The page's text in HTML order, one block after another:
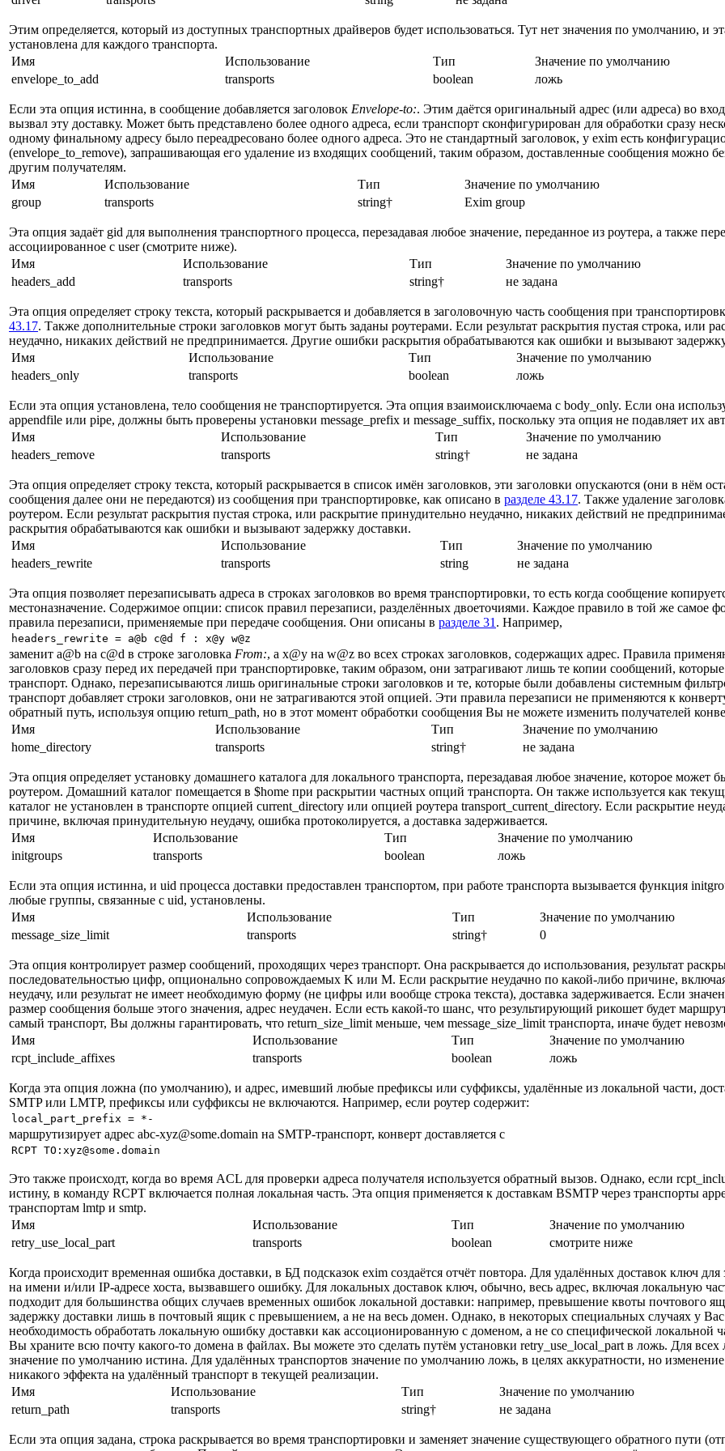
Этим определяется, который из доступных транспортных драйверов будет использоваться. Тут нет значения по умолчанию, и
установлена для каждого транспорта.
Имя
Использование Тип
Значение по умолчанию
envelope_to_add
transports boolean ложь
Если эта опция истинна, в сообщение добавляется заголовок Envelope-to:. Этим даётся оригинальный адрес (или адреса) во
вызвал эту доставку. Может быть представлено более одного адреса, если транспорт сконфигурирован для обработки сразу
одному финальному адресу было переадресовано более одного адреса. Это не стандартный заголовок, у exim есть
(envelope_to_remove), запрашивающая его удаление из входящих сообщений, таким образом, доставленные сообщения можно
другим получателям.
Имя
Использование Тип
Значение по умолчанию
group
transports string† Exim group
Эта опция задаёт gid для выполнения транспортного процесса, перезадавая любое значение, переданное из роутера, а также
ассоциированное с user (смотрите ниже).
Имя
Использование Тип
Значение по умолчанию
headers_add
transports string† не задана
Эта опция определяет строку текста, который раскрывается и добавляется в заголовочную часть сообщения при
43.17. Также дополнительные строки заголовков могут быть заданы роутерами. Если результат раскрытия пустая строка, или
неудачно, никаких действий не предпринимается. Другие ошибки раскрытия обрабатываются как ошибки и вызывают
Имя
Использование Тип
Значение по умолчанию
headers_only
transports boolean ложь
Если эта опция установлена, тело сообщения не транспортируется. Эта опция взаимоисключаема с body_only. Если она
appendfile или pipe, должны быть проверены установки message_prefix и message_suffix, поскольку эта опция не подавляет их
Имя
Использование Тип
Значение по умолчанию
headers_remove
transports string† не задана
Эта опция определяет строку текста, который раскрывается в список имён заголовков, эти заголовки опускаются (они в нём
сообщения далее они не передаются) из сообщения при транспортировке, как описано в разделе 43.17. Также удаление
роутером. Если результат раскрытия пустая строка, или раскрытие принудительно неудачно, никаких действий не
раскрытия обрабатываются как ошибки и вызывают задержку доставки.
Имя
Использование Тип
Значение по умолчанию
headers_rewrite
transports string не задана
Эта опция позволяет перезаписывать адреса в строках заголовков во время транспортировки, то есть когда сообщение
местоназначение. Содержимое опции: список правил перезаписи, разделённых двоеточиями. Каждое правило в той же самое
правила перезаписи, применяемые при передаче сообщения. Они описаны в разделе 31 . Например,
заменит a@b на c@d в строке заголовка From:, а x@y на w@z во всех строках заголовков, содержащих адрес. Правила
заголовков сразу перед их передачей при транспортировке, таким образом, они затрагивают лишь те копии сообщений, которые
транспорт. Однако, перезаписываются лишь оригинальные строки заголовков и те, которые были добавлены системным
транспорт добавляет строки заголовков, они не затрагиваются этой опцией. Эти правила перезаписи не применяются к
обратный путь, используя опцию return_path, но в этот момент обработки сообщения Вы не можете изменить получателей
Имя
Использование Тип
Значение по умолчанию
home_directory
transports string† не задана
Эта опция определяет установку домашнего каталога для локального транспорта, перезадавая любое значение, которое может
роутером. Домашний каталог помещается в $home при раскрытии частных опций транспорта. Он также используется как
каталог не установлен в транспорте опцией current_directory или опцией роутера transport_current_directory. Если раскрытие
причине, включая принудительную неудачу, ошибка протоколируется, а доставка задерживается.
Имя
Использование Тип
Значение по умолчанию
initgroups
transports boolean ложь
Если эта опция истинна, и uid процесса доставки предоставлен транспортом, при работе транспорта вызывается функция
любые группы, связанные с uid, установлены.
Имя
Использование Тип
Значение по умолчанию
message_size_limit
transports string† 0
Эта опция контролирует размер сообщений, проходящих через транспорт. Она раскрывается до использования, результат
последовательностью цифр, опционально сопровождаемых K или M. Если раскрытие неудачно по какой-либо причине,
неудачу, или результат не имеет необходимую форму (не цифры или вообще строка текста), доставка задерживается. Если
размер сообщения больше этого значения, адрес неудачен. Если есть какой-то шанс, что результирующий рикошет будет
самый транспорт, Вы должны гарантировать, что return_size_limit меньше, чем message_size_limit транспорта, иначе будет
Имя
Использование Тип
Значение по умолчанию
rcpt_include_affixes
transports boolean ложь
Когда эта опция ложна (по умолчанию), и адрес, имевший любые префиксы или суффиксы, удалённые из локальной части,
SMTP или LMTP, префиксы или суффиксы не включаются. Например, если роутер содержит:
маршрутизирует адрес abc-xyz@some.domain на SMTP-транспорт, конверт доставляется с
Это также происходт, когда во время ACL для проверки адреса получателя используется обратный вызов. Однако, если
истину, в команду RCPT включается полная локальная часть. Эта опция применяется к доставкам BSMTP через транспорты
транспортам lmtp и smtp.
Имя
Использование Тип
Значение по умолчанию
retry_use_local_part
transports boolean смотрите ниже
Когда происходит временная ошибка доставки, в БД подсказок exim создаётся отчёт повтора. Для удалённых доставок ключ
на имени и/или IP-адресе хоста, вызвавшего ошибку. Для локальных доставок ключ, обычно, весь адрес, включая локальную
подходит для большинства общих случаев временных ошибок локальной доставки: например, превышение квоты почтового
задержку доставки лишь в почтовый ящик с превышением, а не на весь домен. Однако, в некоторых специальных случаях у
необходимость обработать локальную ошибку доставки как ассоционированную с доменом, а не со специфической локальной
Вы храните всю почту какого-то домена в файлах. Вы можете это сделать путём установки retry_use_local_part в ложь. Для всех
значение по умолчанию истина. Для удалённых транспортов значение по умолчанию ложь, в целях аккуратности, но изменение
никакого эффекта на удалённый транспорт в текущей реализации.
Имя
Использование Тип
Значение по умолчанию
return_path
transports string† не задана
Если эта опция задана, строка раскрывается во время транспортировки и заменяет значение существующего обратного пути